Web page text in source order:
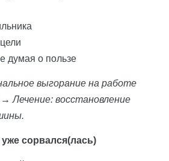
думая о пользе
выгорание на работе
Лечение: восстановление
сорвался(лась)